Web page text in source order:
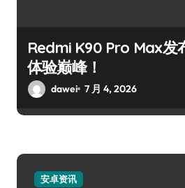
Redmi K90 Pro Max发
体验巅峰！
dawei 7 月 4, 2026
安卓资讯